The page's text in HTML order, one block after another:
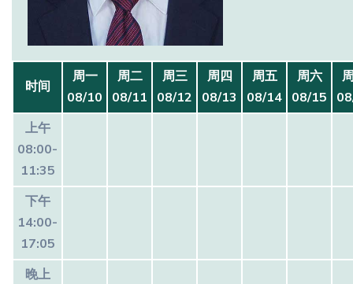
时间
周一
08/10
周二
08/11
周三
08/12
周四
08/13
周五
08/14
周六
08/15
上午
08:00-
11:35
下午
14:00-
17:05
晚上